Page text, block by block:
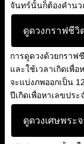
จันทร์นั้นก็ต้องคำนว
ดูดวงกราฟชีวิ
การดูดวงด้วยกราฟ
และใช้เวลาเกิดเพื่
จะแบ่งภพออกเป็น
ปีเกิดเพื่อหาเลขปร
ดูดวงเศษพระ